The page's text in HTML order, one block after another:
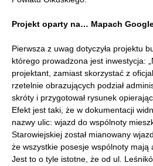
Projekt oparty na… Mapach
Pierwsza z uwag dotyczyła projektu
którego prowadzona jest inwestycja:
projektant, zamiast skorzystać z
rzetelnie obrazujących podział
skróty i przygotował rysunek
Efekt jest taki, że w dokumentacji
nazwy ulic: wjazd do wspólnoty
Starowiejskiej został mianowany
że wszystkie posesje wspólnoty mają
Jest to o tyle istotne, że od ul.